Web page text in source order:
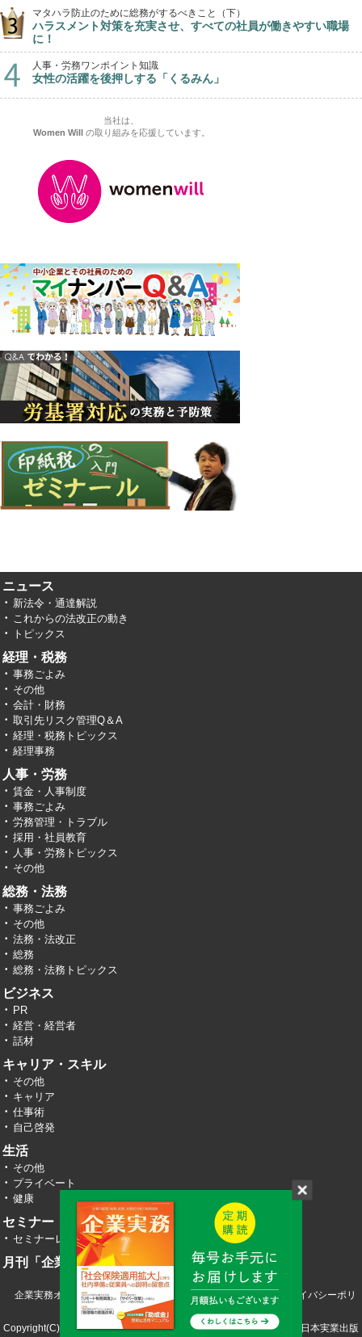
マタハラ防止のために総務がするべきこと（下）
ハラスメント対策を充実させ、すべての社員が働きやすい職場
に！
人事・労務ワンポイント知識
女性の活躍を後押しする「くるみん」
当社は、
Women Will
の取り組みを応援しています。
ニュース
新法令・通達解説
これからの法改正の動き
トピックス
経理・税務
事務ごよみ
その他
会計・財務
取引先リスク管理Q＆A
経理・税務トピックス
経理事務
人事・労務
賃金・人事制度
事務ごよみ
労務管理・トラブル
採用・社員教育
人事・労務トピックス
その他
総務・法務
事務ごよみ
その他
法務・法改正
総務
総務・法務トピックス
ビジネス
PR
経営・経営者
話材
キャリア・スキル
その他
キャリア
仕事術
自己啓発
生活
その他
プライベート
健康
セミナー・イベント
セミナーレポート
月刊「企業実務」
企業実務オンライン TOP 運営会社 お問い合わせ
プライバシーポリ
Copyright(C) 2026 株式会社エヌ・ジェイ・ハイ・テック／株式会社日本実業出版